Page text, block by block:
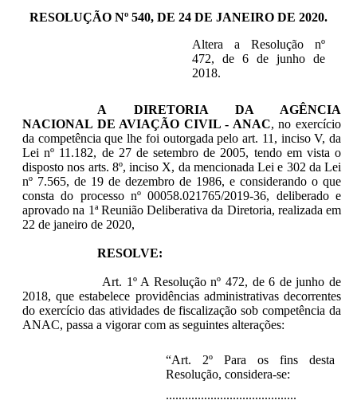
RESOLUÇÃO Nº 540, DE 24 DE JANEIRO DE 2020.
Altera a Resolução nº
472, de 6 de junho de
2018.
A DIRETORIA DA AGÊNCIA
NACIONAL DE AVIAÇÃO CIVIL - ANAC, no exercício
da competência que lhe foi outorgada pelo art. 11, inciso V, da
Lei nº 11.182, de 27 de setembro de 2005, tendo em vista o
disposto nos arts. 8º, inciso X, da mencionada Lei e 302 da Lei
nº 7.565, de 19 de dezembro de 1986, e considerando o que
consta do processo nº 00058.021765/2019-36, deliberado e
aprovado na 1ª Reunião Deliberativa da Diretoria, realizada em
22 de janeiro de 2020,
RESOLVE:
Art. 1º A Resolução nº 472, de 6 de junho de
2018, que estabelece providências administrativas decorrentes
do exercício das atividades de fiscalização sob competência da
ANAC, passa a vigorar com as seguintes alterações:
“Art. 2º Para os fins desta
Resolução, considera-se:
.........................................